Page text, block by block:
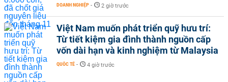
DOANH NGHIỆP - 2 giờ trước
Việt Nam muốn phát triển quỹ hưu trí:
Từ tiết kiệm gia đình thành nguồn cấp
vốn dài hạn và kinh nghiệm từ Malaysia
QUỐC TẾ - 4 giờ trước